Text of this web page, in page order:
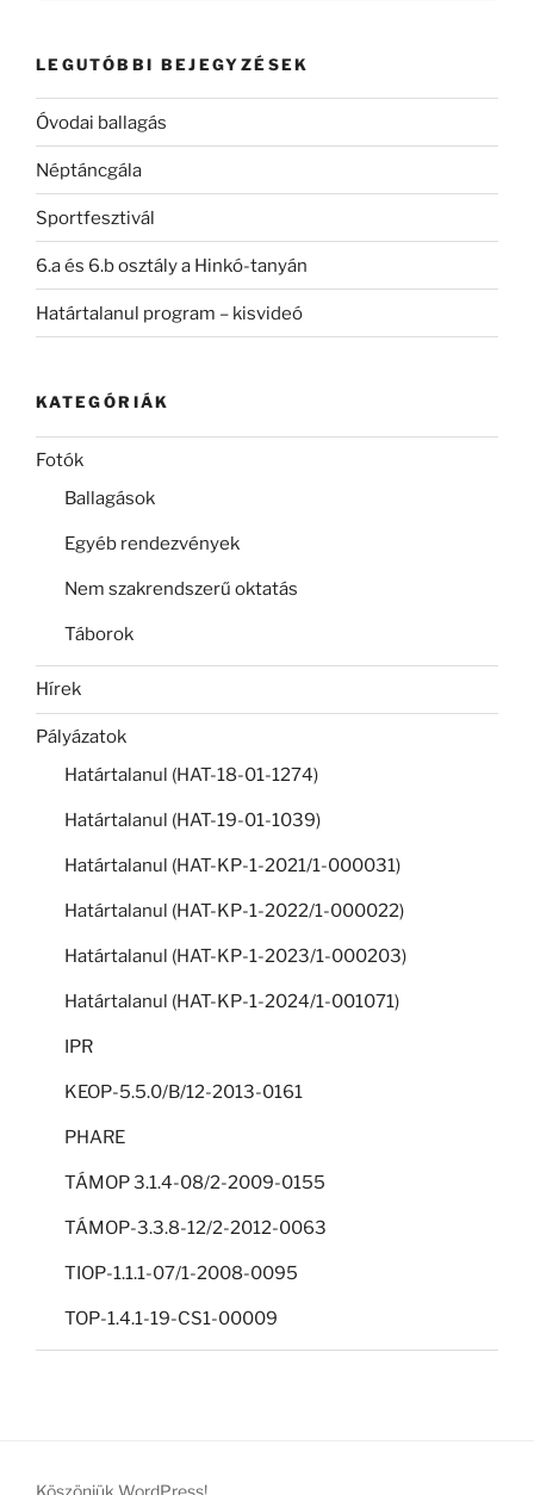
LEGUTÓBBI BEJEGYZÉSEK
Óvodai ballagás
Néptáncgála
Sportfesztivál
6.a és 6.b osztály a Hinkó-tanyán
Határtalanul program – kisvideó
KATEGÓRIÁK
Fotók
Ballagások
Egyéb rendezvények
Nem szakrendszerű oktatás
Táborok
Hírek
Pályázatok
Határtalanul (HAT-18-01-1274)
Határtalanul (HAT-19-01-1039)
Határtalanul (HAT-KP-1-2021/1-000031)
Határtalanul (HAT-KP-1-2022/1-000022)
Határtalanul (HAT-KP-1-2023/1-000203)
Határtalanul (HAT-KP-1-2024/1-001071)
IPR
KEOP-5.5.0/B/12-2013-0161
PHARE
TÁMOP 3.1.4-08/2-2009-0155
TÁMOP-3.3.8-12/2-2012-0063
TIOP-1.1.1-07/1-2008-0095
TOP-1.4.1-19-CS1-00009
Köszönjük WordPress!